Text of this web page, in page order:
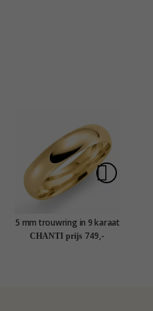
5 mm trouwring in 9 karaat
goud
CHANTI prijs 749,-